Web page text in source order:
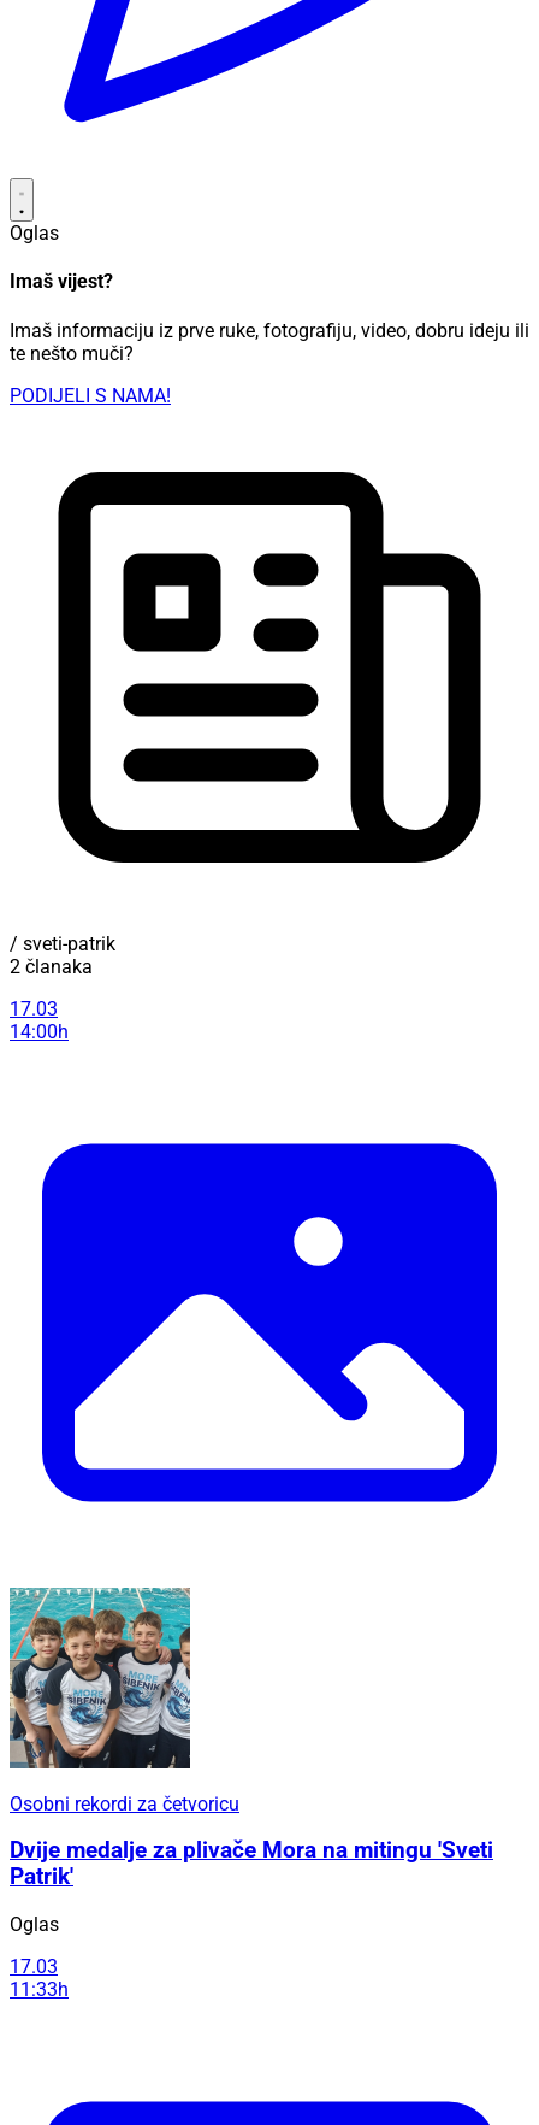
Oglas
Imaš vijest?
Imaš informaciju iz prve ruke, fotografiju, video, dobru ideju ili
te nešto muči?
PODIJELI S NAMA!
/ sveti-patrik
2 članaka
17.03
14:00h
Osobni rekordi za četvoricu
Dvije medalje za plivače Mora na mitingu 'Sveti
Patrik'
Oglas
17.03
11:33h